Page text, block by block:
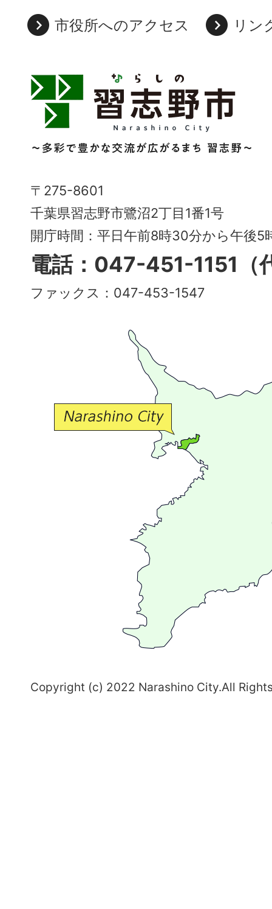
市役所へのアクセス
リン
習
志
野
市
Narashino
City
～
多
彩
で
〒275-8601
千葉県習志野市鷺沼2丁目1番1号
開庁時間：平日午前8時30分から午後5
電話：047-451-1151（
ファックス：047-453-1547
Copyright (c) 2022 Narashino City.All